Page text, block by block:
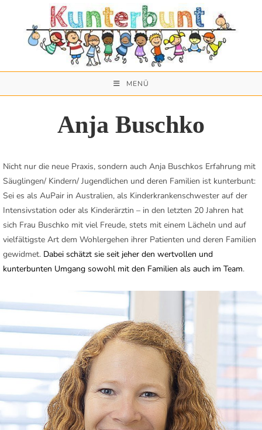
springen
MENÜ
Anja Buschko
Nicht nur die neue Praxis, sondern auch Anja Buschkos Erfahrung mit
Säuglingen/ Kindern/ Jugendlichen und deren Familien ist kunterbunt:
Sei es als AuPair in Australien, als Kinderkrankenschwester auf der
Intensivstation oder als Kinderärztin – in den letzten 20 Jahren hat
sich Frau Buschko mit viel Freude, stets mit einem Lächeln und auf
vielfältigste Art dem Wohlergehen ihrer Patienten und deren Familien
gewidmet. Dabei schätzt sie seit jeher den wertvollen und
kunterbunten Umgang sowohl mit den Familien als auch im Team.